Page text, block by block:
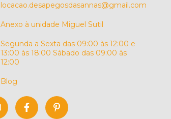
locacao.desapegosdasannas@gmail.com
Anexo à unidade Miguel Sutil
Segunda a Sexta das 09:00 às 12:00 e
13:00 às 18:00 Sábado das 09:00 às
12:00
Blog